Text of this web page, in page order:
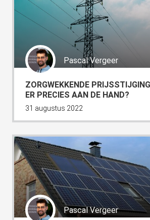
Pascal Vergeer
ZORGWEKKENDE
ER PRECIES AAN DE HAND?
31 augustus 2022
Pascal Vergeer